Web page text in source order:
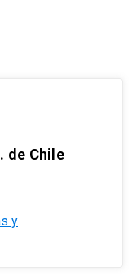
de Chile
y